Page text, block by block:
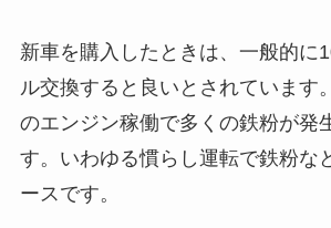
新車を購入したときは、一般的に
ル交換すると良いとされています
のエンジン稼働で多くの鉄粉が発
す。いわゆる慣らし運転で鉄粉な
ースです。